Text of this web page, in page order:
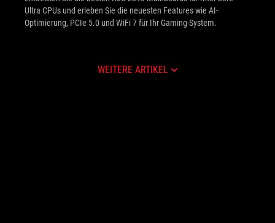
Ultra CPUs und erleben Sie die neuesten Features wie AI-
Optimierung, PCIe 5.0 und WiFi 7 für Ihr Gaming-System.
WEITERE ARTIKEL